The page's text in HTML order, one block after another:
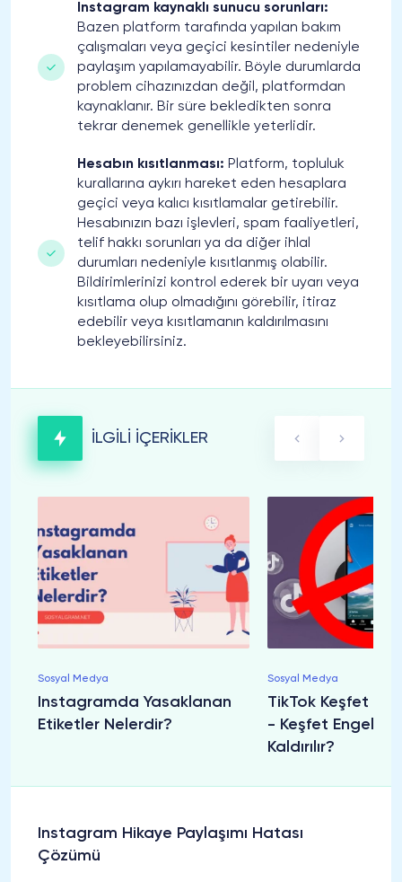
Instagram kaynaklı sunucu sorunları:
Bazen platform tarafında yapılan bakım
çalışmaları veya geçici kesintiler nedeniyle
paylaşım yapılamayabilir. Böyle durumlarda
problem cihazınızdan değil, platformdan
kaynaklanır. Bir süre bekledikten sonra
tekrar denemek genellikle yeterlidir.
Hesabın kısıtlanması: Platform, topluluk
kurallarına aykırı hareket eden hesaplara
geçici veya kalıcı kısıtlamalar getirebilir.
Hesabınızın bazı işlevleri, spam faaliyetleri,
telif hakkı sorunları ya da diğer ihlal
durumları nedeniyle kısıtlanmış olabilir.
Bildirimlerinizi kontrol ederek bir uyarı veya
kısıtlama olup olmadığını görebilir, itiraz
edebilir veya kısıtlamanın kaldırılmasını
bekleyebilirsiniz.
İLGİLİ İÇERİKLER
Sosyal Medya
Instagramda Yasaklanan
Etiketler Nelerdir?
Sosyal Medya
TikTok Keşfet
- Keşfet Engeli
Kaldırılır?
Instagram Hikaye Paylaşımı Hatası
Çözümü